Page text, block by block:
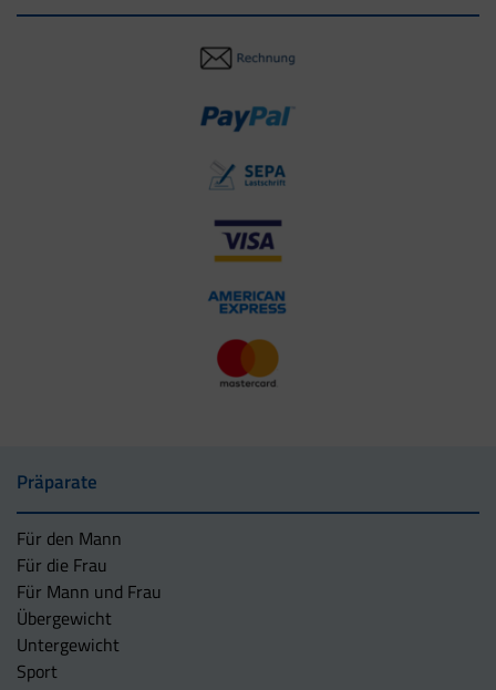
Präparate
Für den Mann
Für die Frau
Für Mann und Frau
Übergewicht
Untergewicht
Sport